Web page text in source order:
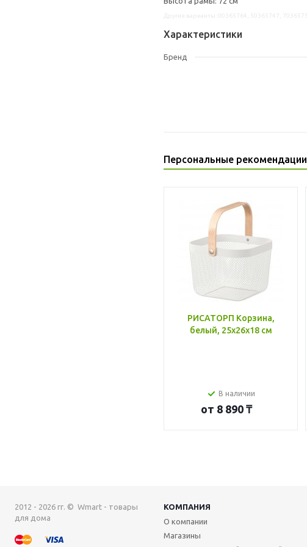
Характеристики
Бренд
Персональные рекомендации
РИСАТОРП Корзина,
белый, 25x26x18 см
В наличии
от 8 890 ₸
2012 - 2026 гг. © Wmart - товары
для дома
КОМПАНИЯ
О компании
Магазины